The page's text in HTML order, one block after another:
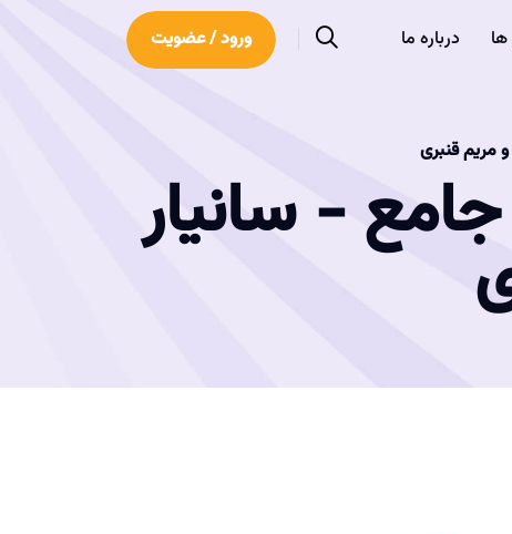
درباره ما ورود / عضویت
مریم قنبری
- سانیار